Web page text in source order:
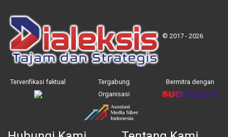
© 2017 - 2026
Terverifikasi faktual
Tergabung
Organisasi
Bermitra dengan